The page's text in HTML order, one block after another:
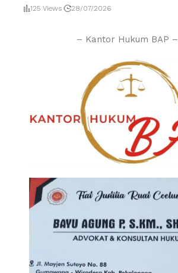
125 Views 28/07/2026
– Kantor Hukum BAP –